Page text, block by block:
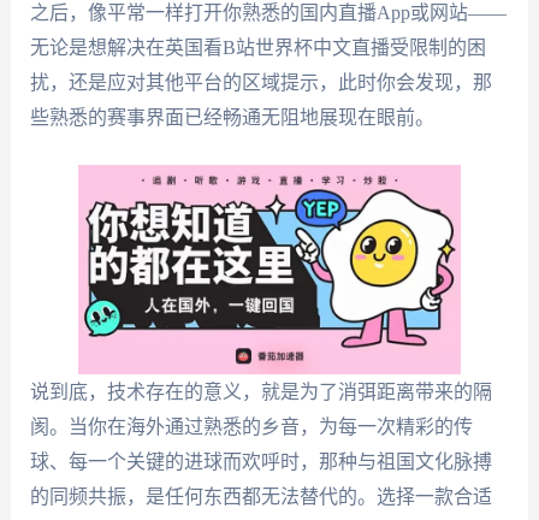
之后，像平常一样打开你熟悉的国内直播App或网站——
无论是想解决在英国看B站世界杯中文直播受限制的困
扰，还是应对其他平台的区域提示，此时你会发现，那
些熟悉的赛事界面已经畅通无阻地展现在眼前。
说到底，技术存在的意义，就是为了消弭距离带来的隔
阂。当你在海外通过熟悉的乡音，为每一次精彩的传
球、每一个关键的进球而欢呼时，那种与祖国文化脉搏
的同频共振，是任何东西都无法替代的。选择一款合适